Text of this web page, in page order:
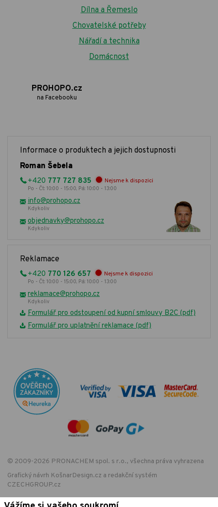
Dílna a Řemeslo
Chovatelské potřeby
Nářadí a technika
Domácnost
PROHOPO.cz
na Facebooku
Informace o produktech a jejich dostupnosti
Roman Šebela
+420 777 727 835 Nejsme k dispozici
Po - Čt: 10:00 - 15:00, Pá: 10:00 - 13:00
info@prohopo.cz
Kdykoliv
objednavky@prohopo.cz
Kdykoliv
Reklamace
+420 770 126 657 Nejsme k dispozici
Po - Čt: 10:00 - 15:00, Pá: 10:00 - 13:00
reklamace@prohopo.cz
Kdykoliv
Formulář pro odstoupení od kupní smlouvy B2C (pdf)
Formulář pro uplatnění reklamace (pdf)
© 2009-2026 PRONACHEM spol. s r.o., všechna práva vyhrazena
Grafický návrh KošnarDesign.cz a redakční systém
CZECHGROUP.cz